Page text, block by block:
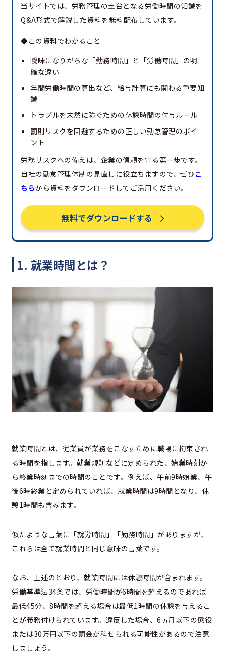
当サイトでは、労務管理の土台となる労働時間の知識を
Q&A形式で解説した資料を無料配布しています。
◆この資料でわかること
曖昧になりがちな「勤務時間」と「労働時間」の明
確な違い
年間労働時間の算出など、給与計算にも関わる重要知
識
トラブルを未然に防ぐための休憩時間の付与ルール
罰則リスクを回避するための正しい勤怠管理のポイ
ント
労務リスクへの備えは、企業の信頼を守る第一歩です。
自社の勤怠管理体制の見直しに役立ちますので、ぜひこ
ちらから資料をダウンロードしてご活用ください。
無料でダウンロードする
1. 就業時間とは？
就業時間とは、従業員が業務をこなすために職場に拘束され
る時間を指します。就業規則などに定められた、始業時刻か
ら終業時刻までの時間のことです。例えば、午前9時始業、午
後6時終業と定められていれば、就業時間は9時間となり、休
憩1時間も含みます。
似たような言葉に「就労時間」「勤務時間」がありますが、
これらは全て就業時間と同じ意味の言葉です。
なお、上述のとおり、就業時間には休憩時間が含まれます。
労働基準法34条では、労働時間が6時間を超えるのであれば
最低45分、8時間を超える場合は最低1時間の休憩を与えるこ
とが義務付けられています。違反した場合、6ヵ月以下の懲役
または30万円以下の罰金が科せられる可能性があるので注意
しましょう。